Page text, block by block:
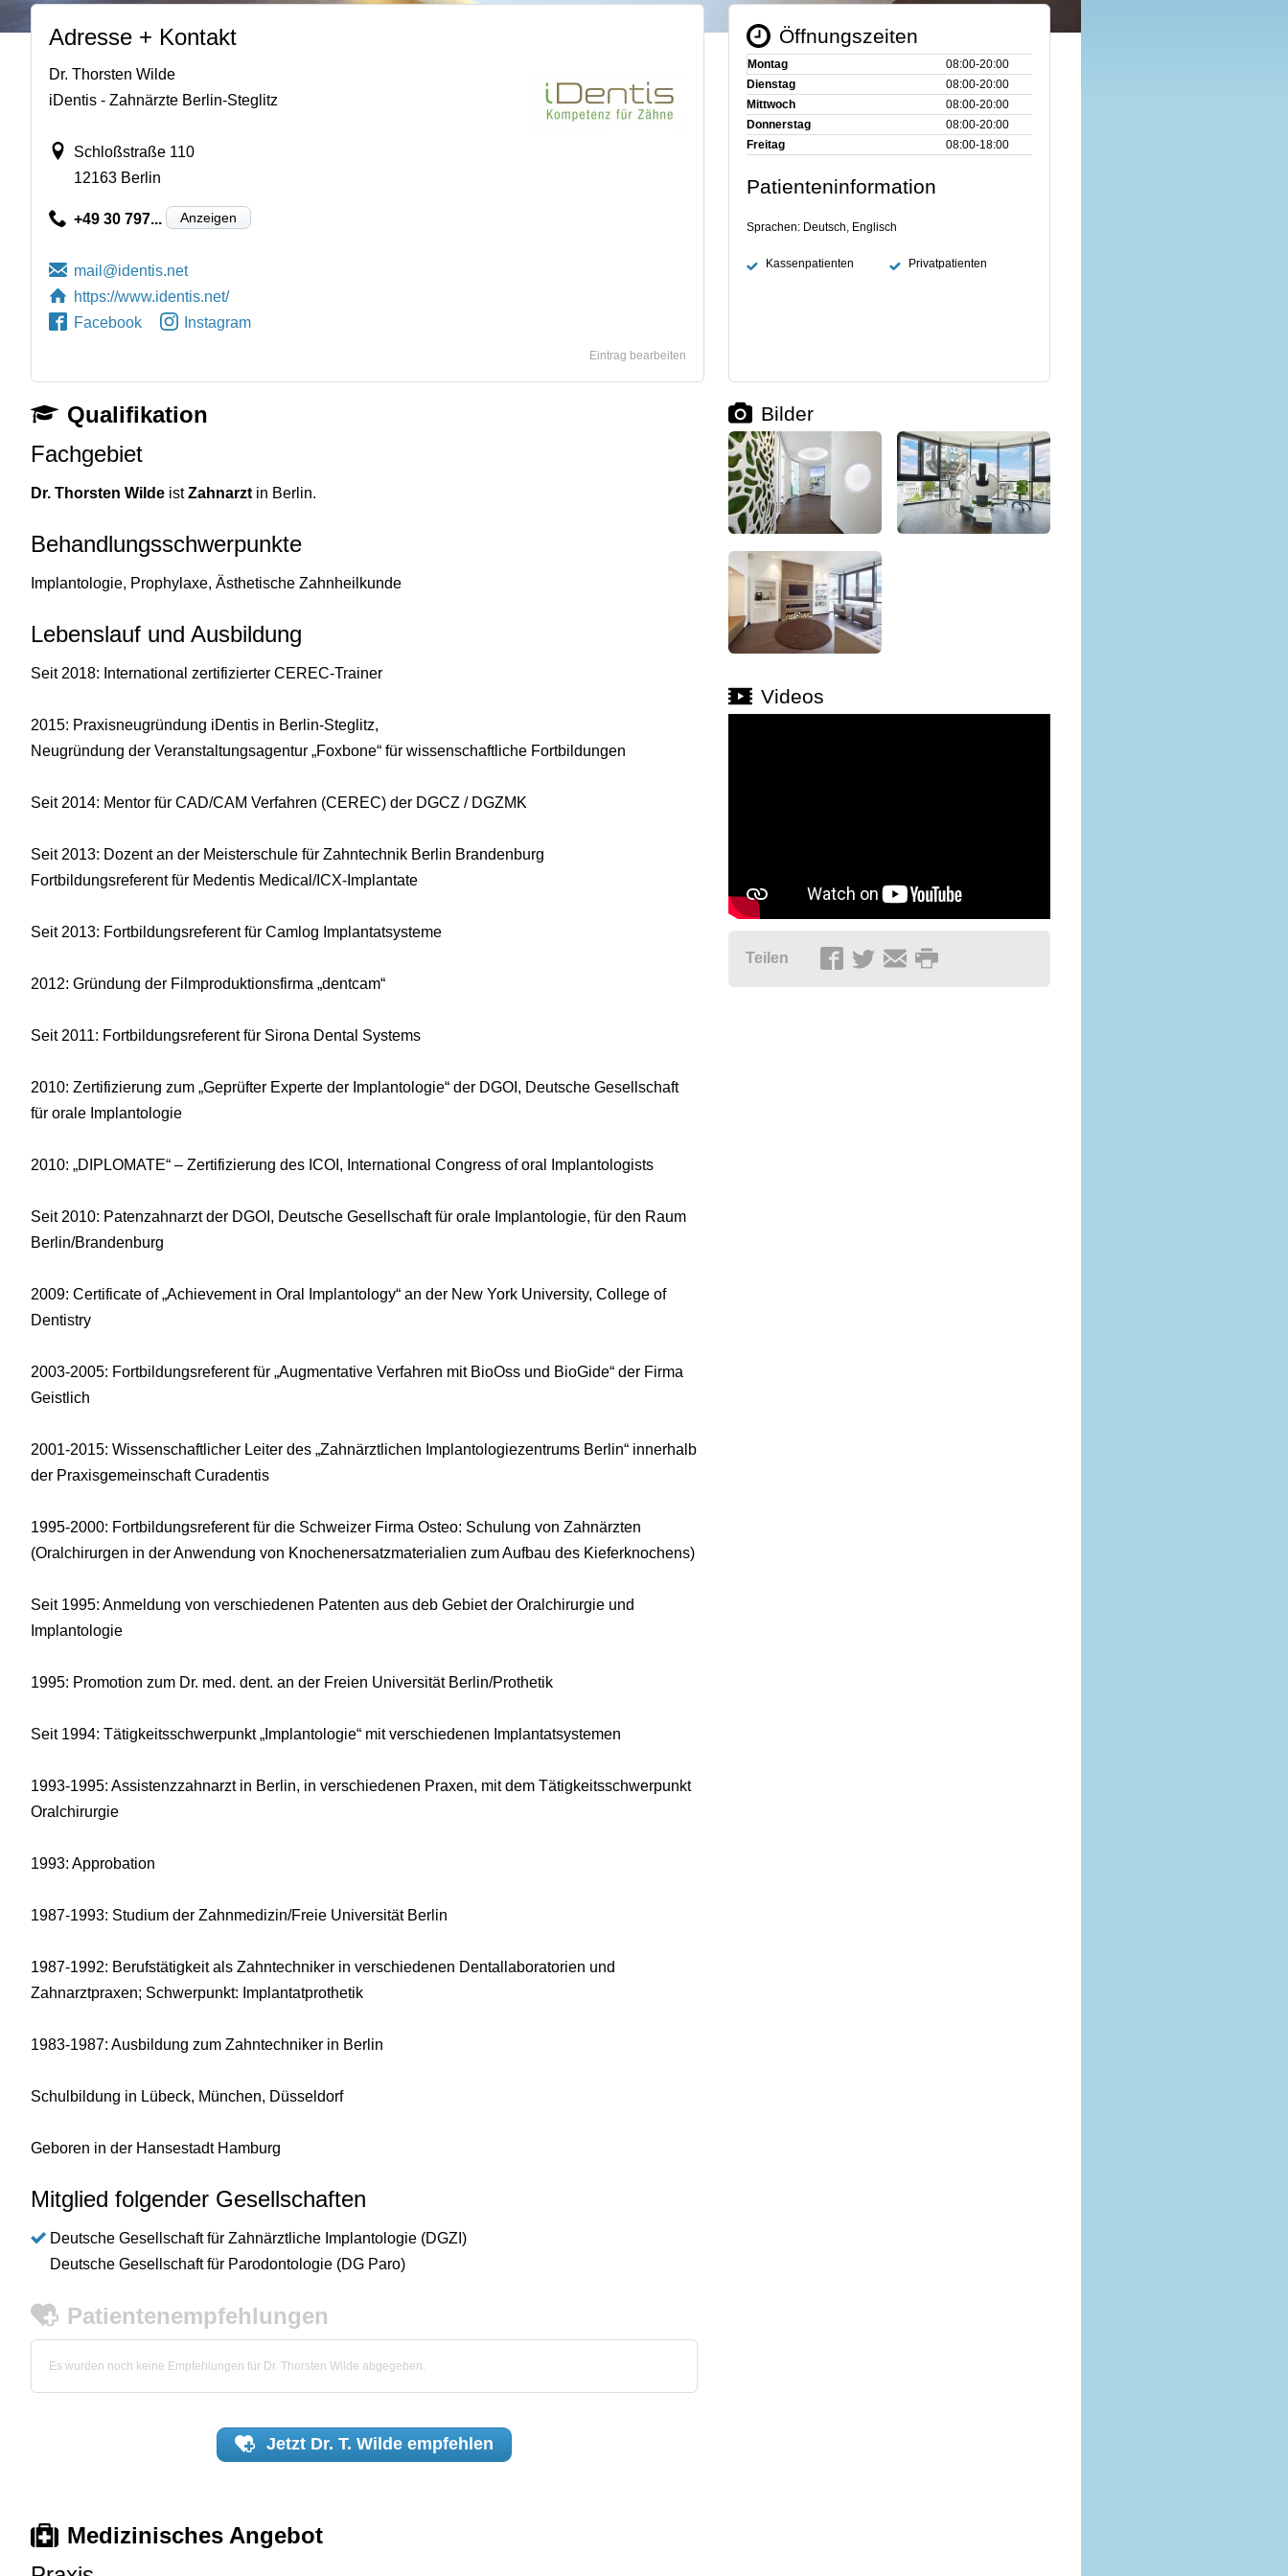
Adresse + Kontakt
Dr. Thorsten Wilde
iDentis - Zahnärzte Berlin-Steglitz
Schloßstraße 110
12163 Berlin
+49 30 797... Anzeigen
https://www.identis.net/
Facebook
Instagram
Eintrag bearbeiten
Öffnungszeiten
Montag
08:00‑20:00
Dienstag
08:00‑20:00
Mittwoch
08:00‑20:00
Donnerstag
08:00‑20:00
Freitag
08:00‑18:00
Patienteninformation
Sprachen: Deutsch, Englisch
Kassenpatienten Privatpatienten
Qualifikation
Fachgebiet
Dr. Thorsten Wilde istZahnarzt in Berlin.
Behandlungsschwerpunkte
Implantologie, Prophylaxe, Ästhetische Zahnheilkunde
Lebenslauf und Ausbildung
Seit 2018: International zertifizierter CEREC-Trainer
2015: Praxisneugründung iDentis in Berlin-Steglitz,
Neugründung der Veranstaltungsagentur „Foxbone“ für wissenschaftliche Fortbildungen
Seit 2014: Mentor für CAD/CAM Verfahren (CEREC) der DGCZ / DGZMK
Seit 2013: Dozent an der Meisterschule für Zahntechnik Berlin Brandenburg
Fortbildungsreferent für Medentis Medical/ICX-Implantate
Seit 2013: Fortbildungsreferent für Camlog Implantatsysteme
2012: Gründung der Filmproduktionsfirma „dentcam“
Seit 2011: Fortbildungsreferent für Sirona Dental Systems
2010: Zertifizierung zum „Geprüfter Experte der Implantologie“ der DGOI, Deutsche Gesellschaft
für orale Implantologie
2010: „DIPLOMATE“ – Zertifizierung des ICOI, International Congress of oral Implantologists
Seit 2010: Patenzahnarzt der DGOI, Deutsche Gesellschaft für orale Implantologie, für den Raum
Berlin/Brandenburg
2009: Certificate of „Achievement in Oral Implantology“ an der New York University, College of
Dentistry
2003-2005: Fortbildungsreferent für „Augmentative Verfahren mit BioOss und BioGide“ der Firma
Geistlich
2001-2015: Wissenschaftlicher Leiter des „Zahnärztlichen Implantologiezentrums Berlin“ innerhalb
der Praxisgemeinschaft Curadentis
1995-2000: Fortbildungsreferent für die Schweizer Firma Osteo: Schulung von Zahnärzten
(Oralchirurgen in der Anwendung von Knochenersatzmaterialien zum Aufbau des Kieferknochens)
Seit 1995: Anmeldung von verschiedenen Patenten aus deb Gebiet der Oralchirurgie und
Implantologie
1995: Promotion zum Dr. med. dent. an der Freien Universität Berlin/Prothetik
Seit 1994: Tätigkeitsschwerpunkt „Implantologie“ mit verschiedenen Implantatsystemen
1993-1995: Assistenzzahnarzt in Berlin, in verschiedenen Praxen, mit dem Tätigkeitsschwerpunkt
Oralchirurgie
1993: Approbation
1987-1993: Studium der Zahnmedizin/Freie Universität Berlin
1987-1992: Berufstätigkeit als Zahntechniker in verschiedenen Dentallaboratorien und
Zahnarztpraxen; Schwerpunkt: Implantatprothetik
1983-1987: Ausbildung zum Zahntechniker in Berlin
Schulbildung in Lübeck, München, Düsseldorf
Geboren in der Hansestadt Hamburg
Mitglied folgender Gesellschaften
Deutsche Gesellschaft für Zahnärztliche Implantologie (DGZI)
Deutsche Gesellschaft für Parodontologie (DG Paro)
Patientenempfehlungen
Es wurden noch keine Empfehlungen für Dr. Thorsten Wilde abgegeben.
Jetzt Dr. T. Wilde empfehlen
Medizinisches Angebot
Bilder
Videos
Teilen